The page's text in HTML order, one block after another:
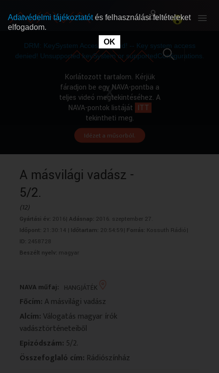
RÓLUNK
RÓLUNK
DRM: KeySystem Access Denied! -- Key system access
denied! Unsupported keySystem or supportedConfigurations.
Korlátozott tartalom. Kérjük
fáradjon be egy NAVA-pontba a
teljes videó megtekintéséhez. A
NAVA-pontok listáját ITT
tekintheti meg.
Idézet a műsorból.
A másvilági vadász -
5/2.
(12)
Gyártási év: 2016| Adásnap: 2016. szeptember 27.
Időpont: 21:30:14 | Időtartam: 20:54:59| Forrás: Kossuth Rádió|
ID: 2458728
Beszélt nyelv: magyar
NAVA műfaj: HANGJÁTÉK
Főcím:A másvilági vadász
Alcím:Válogatás magyar írók
vadásztörténeteiből
Epizódszám: 5/2.
Összefoglaló cím: Rádiószínház
Adatvédelmi tájékoztatótés felhasználási feltételeket
elfogadom.
OK